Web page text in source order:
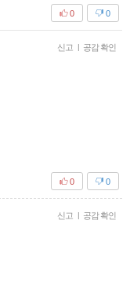
0
0
신고 | 공감 확인
0
0
신고 | 공감 확인